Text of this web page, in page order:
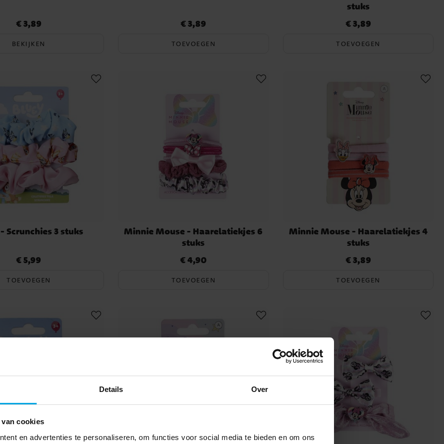
Details Over
cookies
en advertenties te personaliseren, om functies voor social media te bieden en om ons
Prijs:€ 3,89
€ 3,89
BEKIJKEN
Prijs:€ 3,89
€ 3,89
TOEVOEGEN
stuks
Prijs:€ 3,89
€ 3,89
TOEVOEGEN
Scrunchies 3 stuks
Prijs:€ 5,99
€ 5,99
TOEVOEGEN
Minnie Mouse - Haarelatiekjes 6
stuks
Prijs:€ 4,90
€ 4,90
TOEVOEGEN
Minnie Mouse - Haarelatiekjes 4
stuks
Prijs:€ 3,89
€ 3,89
TOEVOEGEN